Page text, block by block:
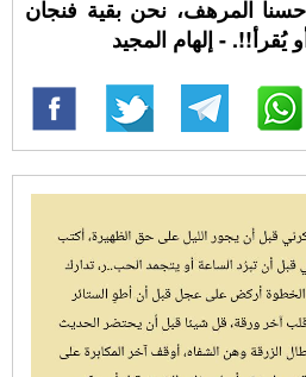
المرهف، نحن بقية فنجان
- إلهام المجيد